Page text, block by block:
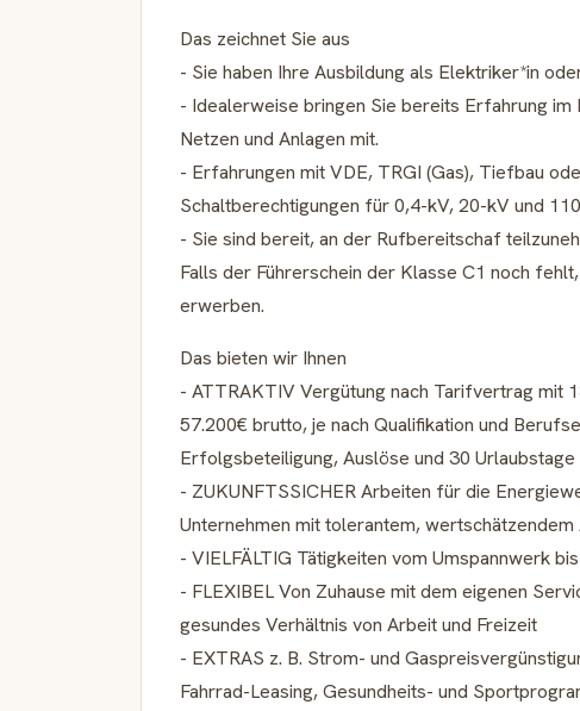
Das zeichnet Sie aus
- Sie haben Ihre Ausbildung als Elektriker*in
- Idealerweise bringen Sie bereits Erfahrung im
Netzen und Anlagen mit.
- Erfahrungen mit VDE, TRGI (Gas), Tiefbau
Schaltberechtigungen für 0,4-kV, 20-kV und
- Sie sind bereit, an der Rufbereitschaf
Falls der Führerschein der Klasse C1 noch
erwerben.
Das bieten wir Ihnen
- ATTRAKTIV Vergütung nach Tarifvertrag mit
57.200€ brutto, je nach Qualifikation und
Erfolgsbeteiligung, Auslöse und 30 Urlaubstage
- ZUKUNFTSSICHER Arbeiten für die
Unternehmen mit tolerantem, wertschätzendem
- VIELFÄLTIG Tätigkeiten vom Umspannwerk
- FLEXIBEL Von Zuhause mit dem eigenen
gesundes Verhältnis von Arbeit und Freizeit
- EXTRAS z. B. Strom- und
Fahrrad-Leasing, Gesundheits- und